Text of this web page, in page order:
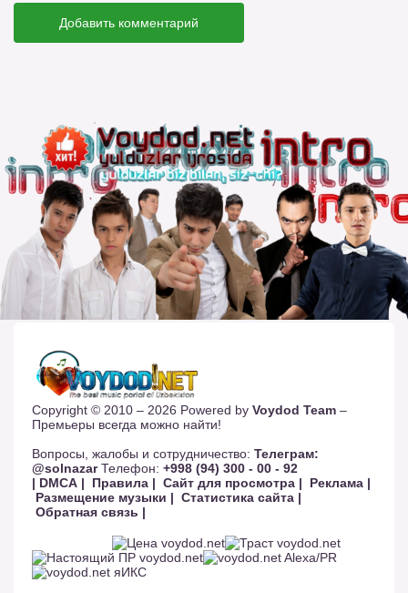
Добавить комментарий
Copyright © 2010 – 2026 Powered by Voydod Team –
Премьеры всегда можно найти!
Вопросы, жалобы и сотрудничество: Телеграм:
@solnazarТелефон: +998 (94) 300 - 00 - 92
| DMCA |
Правила | Сайт для просмотра |
Реклама |
Размещение музыки | Статистика сайта |
Обратная связь |